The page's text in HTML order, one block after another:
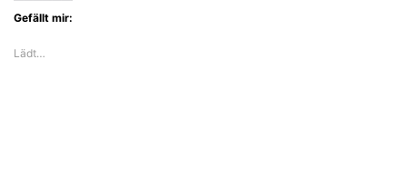
Gefällt mir:
Lädt…